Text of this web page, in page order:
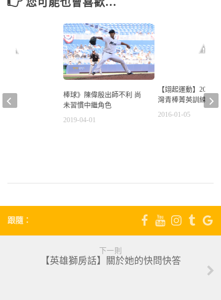
棒球》陳偉殷出師不利 尚
未習慣中繼角色
2019-04-01
【翊起運動】2015
灣青棒菁英訓練營
2016-01-05
跟隨：
下一則
【英雄獅房話】關於她的快問快答